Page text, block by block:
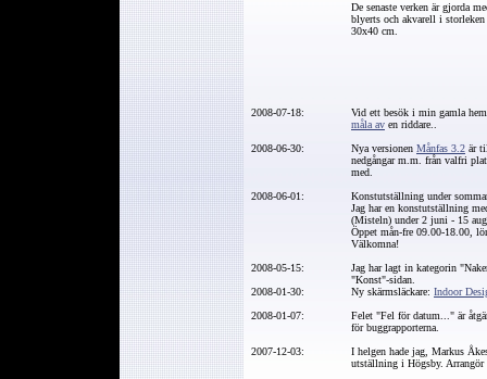
De senaste verken är gjorda
blyerts och akvarell i storleken
30x40 cm.
2008-07-18:
Vid ett besök i min gamla
måla av en riddare..
2008-06-30:
Nya versionen Månfas 3.2 är
nedgångar m.m. från valfri
med.
2008-06-01:
Konstutställning under
Jag har en konstutställning
(Misteln) under 2 juni - 15
Öppet mån-fre 09.00-18.00,
Välkomna!
2008-05-15:
Jag har lagt in kategorin
"Konst"-sidan.
2008-01-30:
Ny skärmsläckare: Indoor
2008-01-07:
Felet "Fel för datum..." är
för buggrapporterna.
2007-12-03:
I helgen hade jag, Markus
utställning i Högsby.